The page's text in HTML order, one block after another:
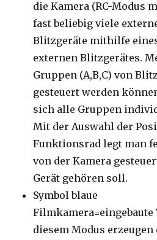
die Kamera (RC-Modus
fast beliebig viele
Blitzgeräte mithilfe
externen Blitzgerätes.
Gruppen (A,B,C) von
gesteuert werden
sich alle Gruppen
Mit der Auswahl der
Funktionsrad legt man
von der Kamera
Gerät gehören soll.
Symbol blaue
Filmkamera=eingebaute
diesem Modus erzeugen